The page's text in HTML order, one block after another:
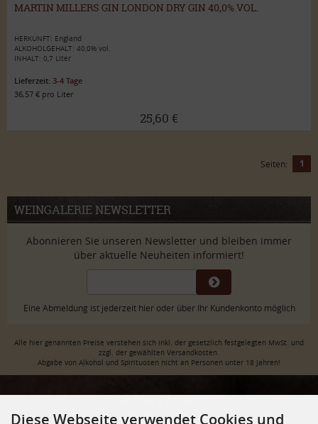
MARTIN MILLERS GIN LONDON DRY GIN 40,0% VOL.
HERKUNFT: England
ALKOHOLGEHALT: 40,0% vol.
INHALT: 0,7 Liter
Lieferzeit: 3-4 Tage
36,57 € pro Liter
25,60 €
Seiten: 1
WEINGALERIE NEWSLETTER
Abonnieren Sie unseren Newsletter und bleiben immer
über aktuelle Neuheiten informiert!
Eine Abmeldung ist jederzeit hier oder über Ihr Kundenkonto möglich
Alle hier genannten Preise verstehen sich inkl. der gesetzlich festgelegten MwSt. und
zzgl. der gewählten Versandkosten.
Abgabe von Alkohol und Spirituosen nicht an Personen unter 18 Jahren!
Diese Webseite verwendet Cookies und